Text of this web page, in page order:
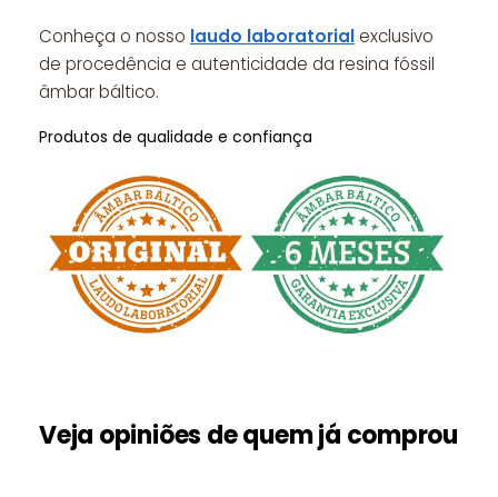
Conheça o nosso laudo laboratorial exclusivo
de procedência e autenticidade da resina fóssil
âmbar báltico.
Produtos de qualidade e confiança
Veja opiniões de quem já comprou